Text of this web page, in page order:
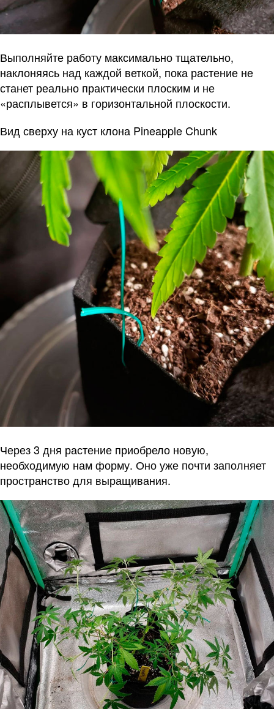
Выполняйте работу максимально тщательно,
наклоняясь над каждой веткой, пока растение не
станет реально практически плоским и не
«расплывется» в горизонтальной плоскости.
Вид сверху на куст клона Pineapple Chunk
Через 3 дня растение приобрело новую,
необходимую нам форму. Оно уже почти заполняет
пространство для выращивания.